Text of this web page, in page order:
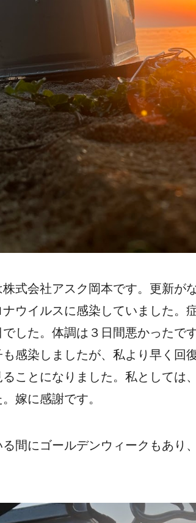
式会社アスク岡本です。更新が
ウイルスに感染していました。
した。体調は３日間悪かったで
感染しましたが、私より早く回
ことになりました。私としては
嫁に感謝です。
間にゴールデンウィークもあり